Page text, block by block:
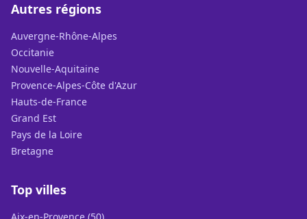
Autres régions
Auvergne-Rhône-Alpes
Occitanie
Nouvelle-Aquitaine
Provence-Alpes-Côte d'Azur
Hauts-de-France
Grand Est
Pays de la Loire
Bretagne
Top villes